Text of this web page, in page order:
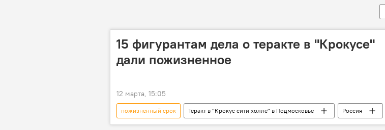
15 фигурантам дела о теракте в "Крокусе"
дали пожизненное
12 марта, 15:05
пожизненный срок Теракт в "Крокус сити холле" в Подмосковье Россия
теракт в "Крокус сити холл"
суд приговор ПЛС